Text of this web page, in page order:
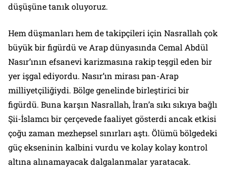
düşüşüne tanık oluyoruz.
Hem düşmanları hem de takipçileri için Nasrallah çok
büyük bir figürdü ve Arap dünyasında Cemal Abdül
Nasır’ının efsanevi karizmasına rakip teşgil eden bir
yer işgal ediyordu. Nasır’ın mirası pan-Arap
milliyetçiliğiydi. Bölge genelinde birleştirici bir
figürdü. Buna karşın Nasrallah, İran’a sıkı sıkıya bağlı
Şii-İslamcı bir çerçevede faaliyet gösterdi ancak etkisi
çoğu zaman mezhepsel sınırları aştı. Ölümü bölgedeki
güç ekseninin kalbini vurdu ve kolay kolay kontrol
altına alınamayacak dalgalanmalar yaratacak.